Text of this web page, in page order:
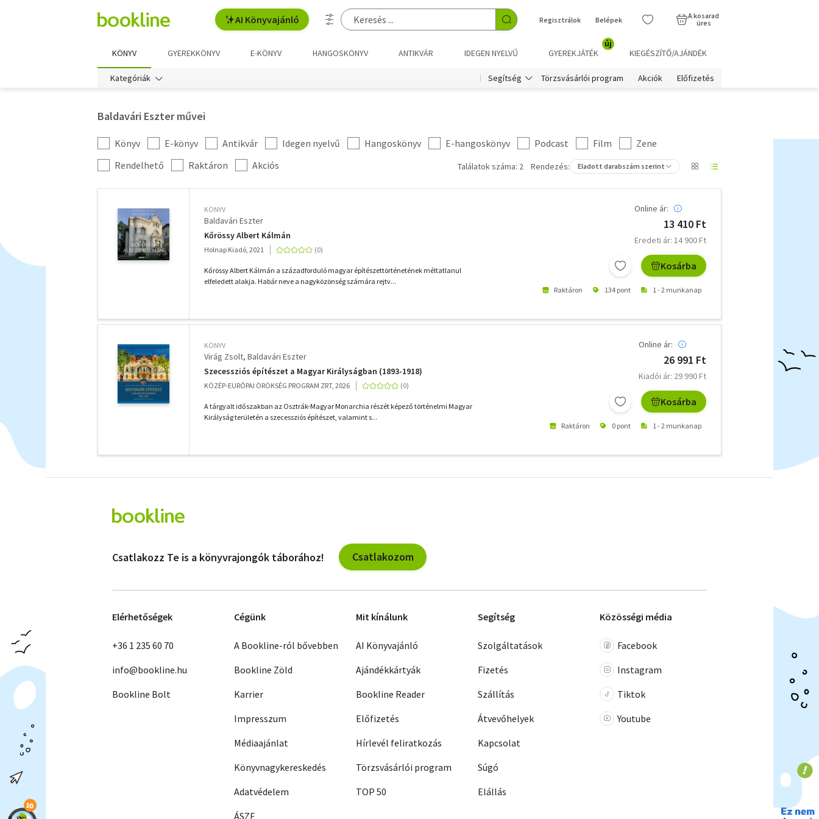
AI Könyvajánló Regisztrálok Belépek
A kosarad
üres
KÖNYV GYEREKKÖNYV E-KÖNYV HANGOSKÖNYV ANTIKVÁR IDEGEN NYELVŰ GYEREKJÁTÉK
új
KIEGÉSZÍTŐ/AJÁNDÉK
Kategóriák Segítség Törzsvásárlói program Akciók Előfizetés
Baldavári Eszter művei
Kategória
szűrés
Könyv E-könyv Antikvár Idegen nyelvű Hangoskönyv E-hangoskönyv Podcast Film
Zene
További
szűrők
Rendelhető Raktáron Akciós Találatok száma: 2 Rendezés: Eladott darabszám szerint
KÖNYV
Baldavári Eszter
Kőrössy Albert Kálmán
Holnap Kiadó, 2021
Kőrössy Albert Kálmán a századforduló magyar építészettörténetének méltatlanul
elfeledett alakja. Habár neve a nagyközönség számára rejtv...
Online ár:
13 410 Ft
Eredeti ár: 14 900 Ft
Kosárba
Raktáron 134 pont 1 - 2 munkanap
KÖNYV
Virág Zsolt Baldavári Eszter
Szecessziós építészet a Magyar Királyságban (1893-1918)
KÖZÉP-EURÓPAI ÖRÖKSÉG PROGRAM ZRT, 2026
A tárgyalt időszakban az Osztrák-Magyar Monarchia részét képező történelmi Magyar
Királyság területén a szecessziós építészet, valamint s...
Online ár:
26 991 Ft
Kiadói ár: 29 990 Ft
Kosárba
Raktáron 0 pont 1 - 2 munkanap
szűrők
Csatlakozz Te is a könyvrajongók táborához! Csatlakozom
Elérhetőségek
+36 1 235 60 70
info@bookline.hu
Bookline Bolt
Cégünk
A Bookline-ról bővebben
Bookline Zöld
Karrier
Impresszum
Médiaajánlat
Könyvnagykereskedés
Adatvédelem
ÁSZF
Mit kínálunk
AI Könyvajánló
Ajándékkártyák
Bookline Reader
Előfizetés
Hírlevél feliratkozás
Törzsvásárlói program
TOP 50
Segítség
Szolgáltatások
Fizetés
Szállítás
Átvevőhelyek
Kapcsolat
Súgó
Elállás
Közösségi média
Facebook
Instagram
Tiktok
Youtube